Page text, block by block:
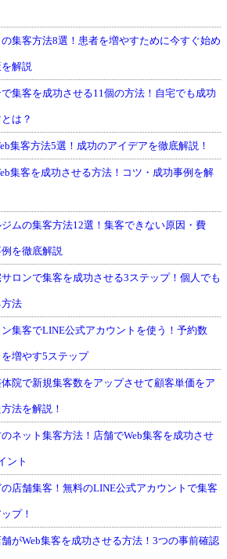
集客方法8選！患者を増やすために今すぐ始め
解説
集客を成功させる11個の方法！自宅でも成功
は？
集客方法5選！成功のアイデアを徹底解説！
集客を成功させる方法！コツ・成功事例を解
ムの集客方法12選！集客できない原因・費
を徹底解説
ロンで集客を成功させる3ステップ！個人でも
法
ン集客でLINE公式アカウントを使う！予約数
を増やす5ステップ
院で新規集客数をアップさせて顧客単価をア
法を解説！
ネット集客方法！店舗でWeb集客を成功させ
ント
店舗集客！無料のLINE公式アカウントで集客
プ！
がWeb集客を成功させる方法！3つの事前確認